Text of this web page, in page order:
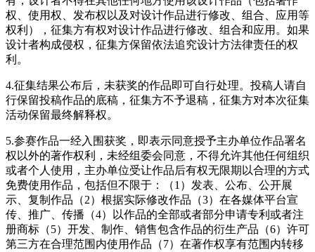
权、使用权、发布权以及对设计作品进行修改、组合、应用等
权利），征集方有权对设计作品进行修改、组合和应用。如果
设计者构成侵权，征集方保留依法追究设计方法律责任的权
利。
4.征集结果公布后，未获奖的作品即可自行处理。投稿人请自
行保留投稿作品的底稿，征集方不予退稿，征集方对本次征集
活动保留最终解释权。
5.参赛作品一经入围获奖，即表示同意授予主办单位作品署名
权以外的著作权利，未经组委会同意，不得允许其他任何组织
或者个人使用，主办单位受让作品后有权无限期以合理的方式
免费使用作品，包括但不限于：（1）发表、公布、公开展
示、复制作品（2）根据实际修改作品（3）在各媒体平台宣
传、推广、传播（4）以作品的全部或者部分申请专利或者注
册商标（5）开发、制作、销售包含作品的衍生产品（6）许可
第三方在合理范围内使用作品（7）在著作权享有范围内转移